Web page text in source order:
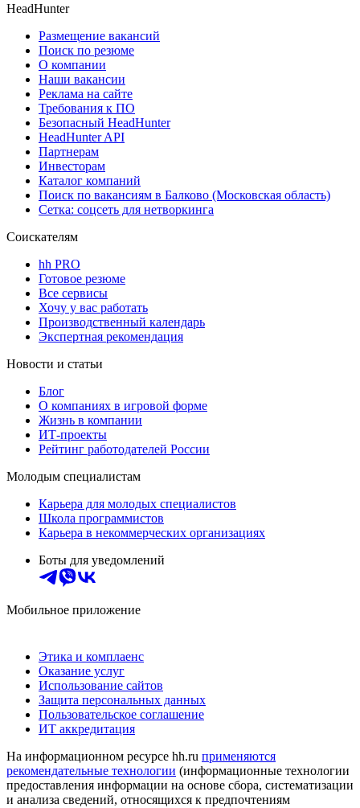
HeadHunter
Размещение вакансий
Поиск по резюме
О компании
Наши вакансии
Реклама на сайте
Требования к ПО
Безопасный HeadHunter
HeadHunter API
Партнерам
Инвесторам
Каталог компаний
Поиск по вакансиям в Балково (Московская область)
Сетка: соцсеть для нетворкинга
Соискателям
hh PRO
Готовое резюме
Все сервисы
Хочу у вас работать
Производственный календарь
Экспертная рекомендация
Новости и статьи
Блог
О компаниях в игровой форме
Жизнь в компании
ИТ-проекты
Рейтинг работодателей России
Молодым специалистам
Карьера для молодых специалистов
Школа программистов
Карьера в некоммерческих организациях
Боты для уведомлений
Мобильное приложение
Этика и комплаенс
Оказание услуг
Использование сайтов
Защита персональных данных
Пользовательское соглашение
ИТ аккредитация
На информационном ресурсе hh.ru применяются
рекомендательные технологии (информационные технологии
предоставления информации на основе сбора, систематизации
и анализа сведений, относящихся к предпочтениям